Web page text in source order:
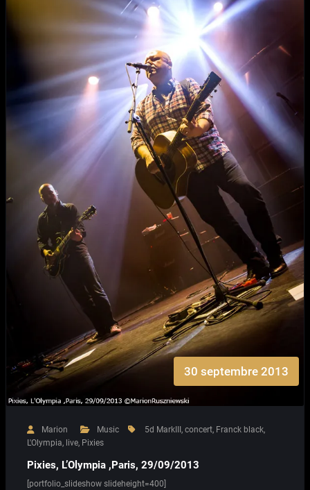
30 septembre 2013
Marion Music 5d MarkIII , concert, Franck black,
L'Olympia, live, Pixies
Pixies, L’Olympia ,Paris, 29/09/2013
[portfolio_slideshow slideheight=400]